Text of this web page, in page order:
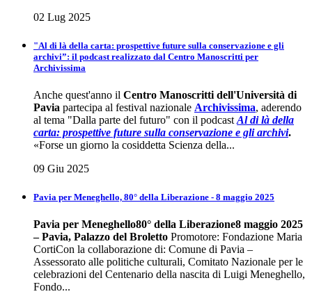
02 Lug 2025
"Al di là della carta: prospettive future sulla conservazione e gli
archivi”: il podcast realizzato dal Centro Manoscritti per
Archivissima
Anche quest'anno il Centro Manoscritti dell'Università di
Pavia partecipa al festival nazionale Archivissima, aderendo
al tema "Dalla parte del futuro" con il podcast Al di là della
carta: prospettive future sulla conservazione e gliarchivi.
«Forse un giorno la cosiddetta Scienza della...
09 Giu 2025
Pavia per Meneghello, 80° della Liberazione - 8 maggio 2025
Pavia per Meneghello80° della Liberazione8 maggio 2025
– Pavia, Palazzo del Broletto Promotore: Fondazione Maria
CortiCon la collaborazione di: Comune di Pavia –
Assessorato alle politiche culturali, Comitato Nazionale per le
celebrazioni del Centenario della nascita di Luigi Meneghello,
Fondo...